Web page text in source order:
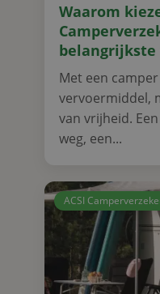
Waarom
belangrijkste
Met een
vervoermiddel,
van vrijheid.
weg, een...
ACSI